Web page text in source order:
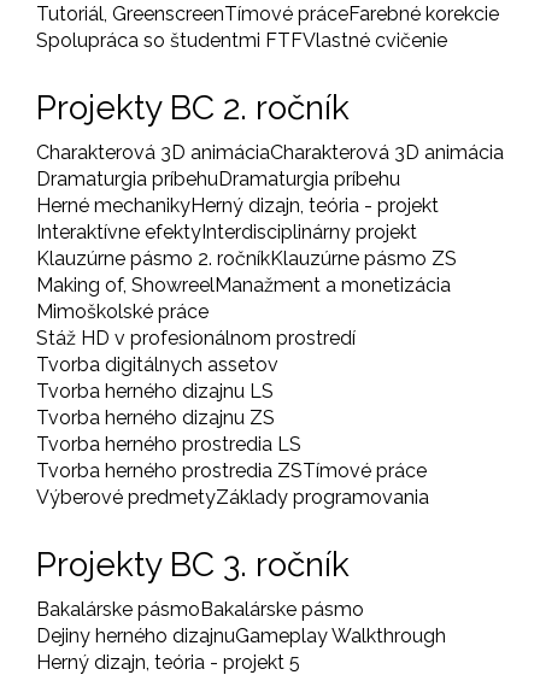
Tutoriál, GreenscreenTímové práceFarebné korekcie
Spolupráca so študentmi FTFVlastné cvičenie
Projekty BC 2. ročník
Charakterová 3D animáciaCharakterová 3D animácia
Dramaturgia príbehuDramaturgia príbehu
Herné mechanikyHerný dizajn, teória - projekt
Interaktívne efektyInterdisciplinárny projekt
Klauzúrne pásmo 2. ročníkKlauzúrne pásmo ZS
Making of, ShowreelManažment a monetizácia
Mimoškolské práce
Stáž HD v profesionálnom prostredí
Tvorba digitálnych assetov
Tvorba herného dizajnu LS
Tvorba herného dizajnu ZS
Tvorba herného prostredia LS
Tvorba herného prostredia ZSTímové práce
Výberové predmetyZáklady programovania
Projekty BC 3. ročník
Bakalárske pásmoBakalárske pásmo
Dejiny herného dizajnuGameplay Walkthrough
Herný dizajn, teória - projekt 5